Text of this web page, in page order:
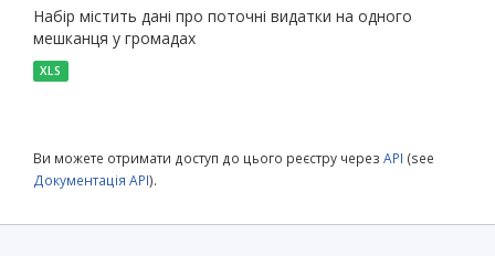
Набір містить дані про поточні видатки на одного
мешканця у громадах
XLS
Ви можете отримати доступ до цього реєстру через API (see
Документація API).